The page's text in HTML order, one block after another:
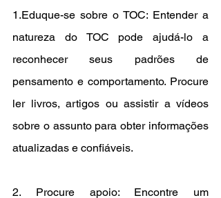
1.Eduque-se sobre o TOC: Entender a
natureza do TOC pode ajudá-lo a
reconhecer seus padrões de
pensamento e comportamento. Procure
ler livros, artigos ou assistir a vídeos
sobre o assunto para obter informações
atualizadas e confiáveis.
2. Procure apoio: Encontre um